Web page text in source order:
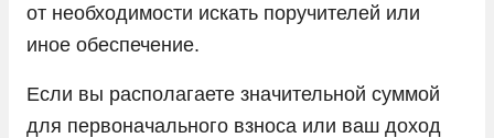
Mitsubishi
Omoda
от необходимости искать поручителей или
иное обеспечение.
Если вы располагаете значительной суммой
для первоначального взноса или ваш доход